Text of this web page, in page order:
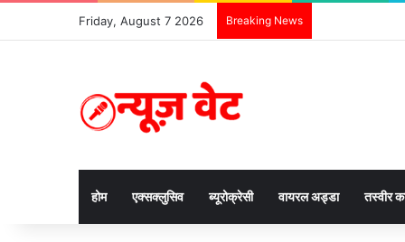
Friday, August 7 2026 Breaking News
होम एक्सक्लुसिव ब्यूरोक्रेसी वायरल अड्डा तस्वीर